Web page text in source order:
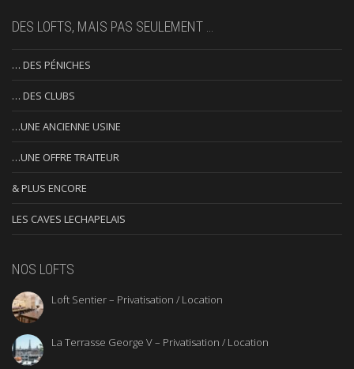
DES LOFTS, MAIS PAS SEULEMENT …
… DES PÉNICHES
… DES CLUBS
…UNE ANCIENNE USINE
…UNE OFFRE TRAITEUR
& PLUS ENCORE
LES CAVES LECHAPELAIS
NOS LOFTS
Loft Sentier – Privatisation / Location
La Terrasse George V – Privatisation / Location